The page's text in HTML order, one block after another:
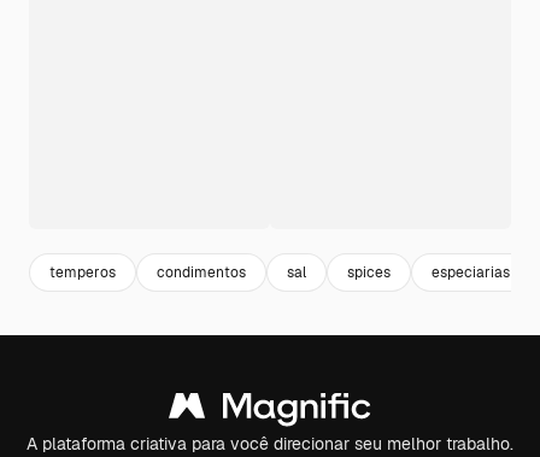
temperos condimentos sal spices especiarias
A plataforma criativa para você direcionar seu melhor trabalho.